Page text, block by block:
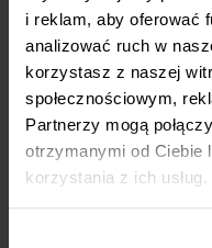
i reklam, aby oferować
analizować ruch w
korzystasz z naszej
społecznościowym,
Partnerzy mogą
otrzymanymi od Ciebie
korzystania z ich usług.
W 12
240 gospodarstw o